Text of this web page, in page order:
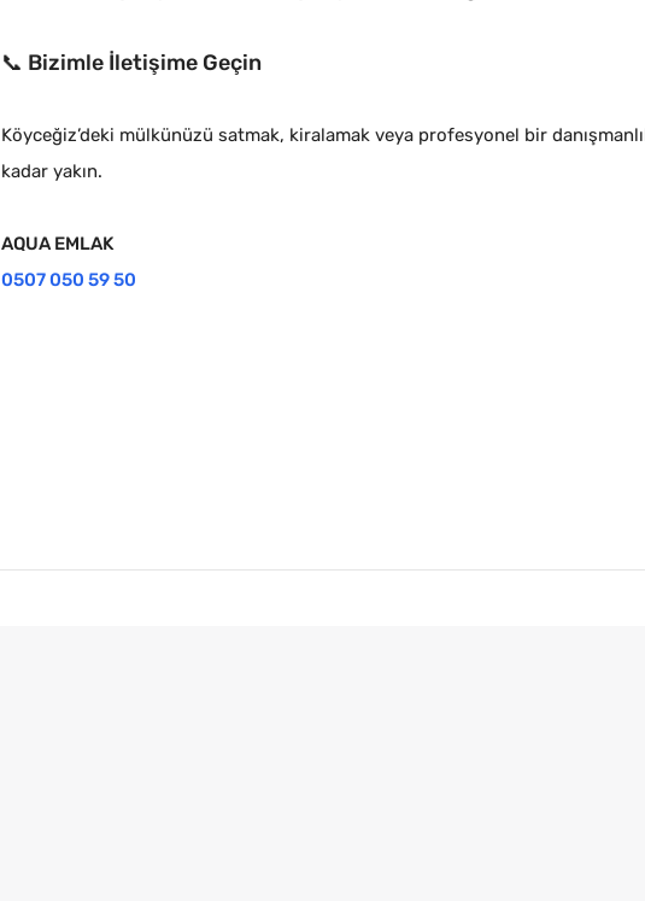
📞 Bizimle İletişime Geçin
Köyceğiz’deki mülkünüzü satmak, kiralamak veya profesyonel bir
kadar yakın.
AQUA EMLAK
0507 050 59 50